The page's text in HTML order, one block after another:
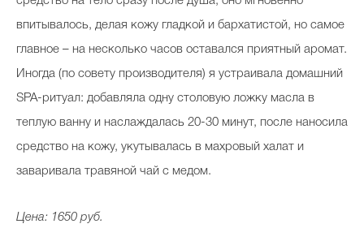
впитывалось, делая кожу гладкой и бархатистой, но самое
главное – на несколько часов оставался приятный аромат.
Иногда (по совету производителя) я устраивала домашний
SPA-ритуал: добавляла одну столовую ложку масла в
теплую ванну и наслаждалась 20-30 минут, после наносила
средство на кожу, укутывалась в махровый халат и
заваривала травяной чай с медом.
Цена: 1650 руб.